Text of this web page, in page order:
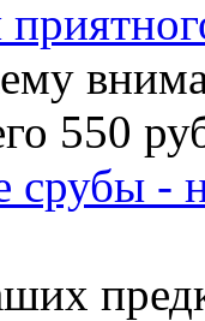
550
срубы -